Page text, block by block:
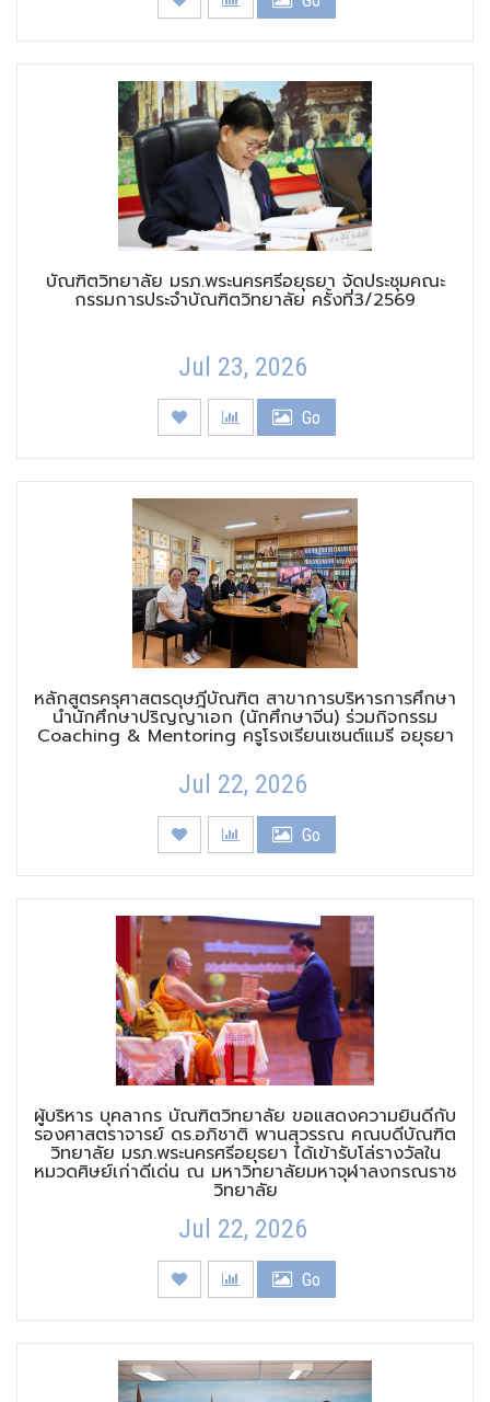
บัณฑิตวิทยาลัย มรภ.พระนครศรีอยุธยา จัดประชุมคณะ
กรรมการประจำบัณฑิตวิทยาลัย ครั้งที่3/2569
Jul 23, 2026
Go
หลักสูตรครุศาสตรดุษฎีบัณฑิต สาขาการบริหารการศึกษา
นำนักศึกษาปริญญาเอก (นักศึกษาจีน) ร่วมกิจกรรม
Coaching & Mentoring ครูโรงเรียนเซนต์แมรี อยุธยา
Jul 22, 2026
Go
ผู้บริหาร บุคลากร บัณฑิตวิทยาลัย ขอแสดงความยินดีกับ
รองศาสตราจารย์ ดร.อภิชาติ พานสุวรรณ คณบดีบัณฑิต
วิทยาลัย มรภ.พระนครศรีอยุธยา ได้เข้ารับโล่รางวัลใน
หมวดศิษย์เก่าดีเด่น ณ มหาวิทยาลัยมหาจุฬาลงกรณราช
วิทยาลัย
Jul 22, 2026
Go